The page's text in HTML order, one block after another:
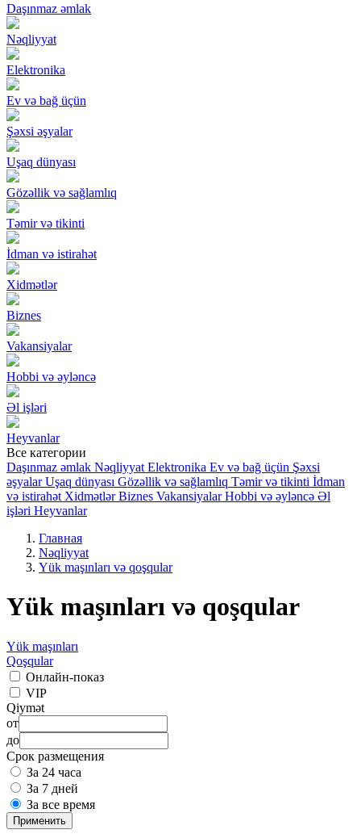
Daşınmaz əmlak
Nəqliyyat
Elektronika
Ev və bağ üçün
Şəxsi əşyalar
Uşaq dünyası
Gözəllik və sağlamlıq
Təmir və tikinti
İdman və istirahət
Xidmətlər
Biznes
Vakansiyalar
Hobbi və əyləncə
Əl işləri
Heyvanlar
Все категории
Daşınmaz əmlak Nəqliyyat Elektronika Ev və bağ üçün Şəxsi
əşyalar Uşaq dünyası Gözəllik və sağlamlıq Təmir və tikinti İdman
və istirahət Xidmətlər Biznes Vakansiyalar Hobbi və əyləncə Əl
işləri Heyvanlar
Главная
Nəqliyyat
Yük maşınları və qoşqular
Yük maşınları və qoşqular
Yük maşınları
Qoşqular
Онлайн-показ
VIP
Qiymət
от
до
Срок размещения
За 24 часа
За 7 дней
За все время
Применить